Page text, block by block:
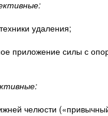
удаления;
приложение силы с
челюсти